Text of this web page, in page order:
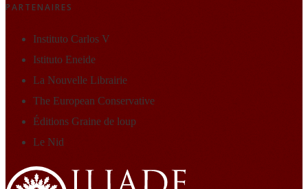
PARTENAIRES
Instituto Carlos V
Istituto Eneide
La Nouvelle Librairie
The European Conservative
Éditions Graine de loup
Le Nid